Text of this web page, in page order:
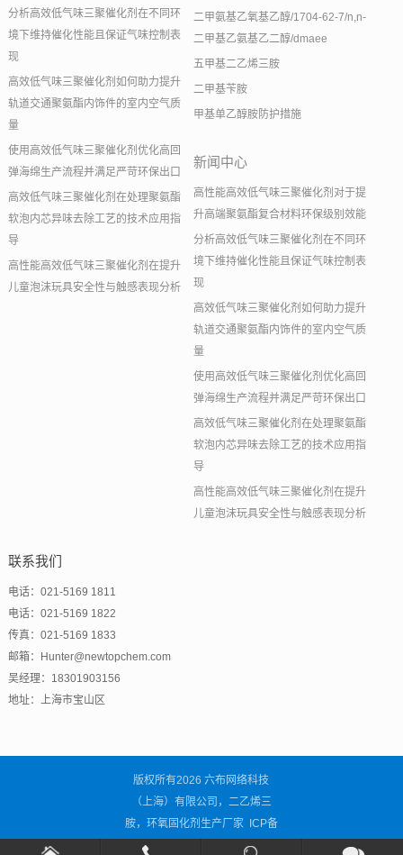
分析高效低气味三聚催化剂在不同环
境下维持催化性能且保证气味控制表
现
高效低气味三聚催化剂如何助力提升
轨道交通聚氨酯内饰件的室内空气质
量
使用高效低气味三聚催化剂优化高回
弹海绵生产流程并满足严苛环保出口
高效低气味三聚催化剂在处理聚氨酯
软泡内芯异味去除工艺的技术应用指
导
高性能高效低气味三聚催化剂在提升
儿童泡沫玩具安全性与触感表现分析
二甲氨基乙氧基乙醇/1704-62-7/n,n-
二甲基乙氨基乙二醇/dmaee
五甲基二乙烯三胺
二甲基苄胺
甲基单乙醇胺防护措施
新闻中心
高性能高效低气味三聚催化剂对于提
升高端聚氨酯复合材料环保级别效能
分析高效低气味三聚催化剂在不同环
境下维持催化性能且保证气味控制表
现
高效低气味三聚催化剂如何助力提升
轨道交通聚氨酯内饰件的室内空气质
量
使用高效低气味三聚催化剂优化高回
弹海绵生产流程并满足严苛环保出口
高效低气味三聚催化剂在处理聚氨酯
软泡内芯异味去除工艺的技术应用指
导
高性能高效低气味三聚催化剂在提升
儿童泡沫玩具安全性与触感表现分析
联系我们
电话：021-5169 1811
电话：021-5169 1822
传真：021-5169 1833
邮箱：Hunter@newtopchem.com
吴经理：18301903156
地址：上海市宝山区
版权所有2026 六布网络科技
（上海）有限公司，二乙烯三
胺，环氧固化剂生产厂家 ICP备
案号：
沪ICP备2021001838号-3